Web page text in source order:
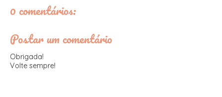
0 comentários:
Postar um comentário
Obrigada!
Volte sempre!